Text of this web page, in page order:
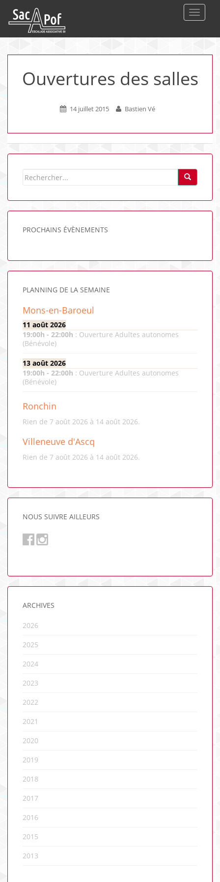
Ouvertures des salles
14 juillet 2015 Bastien Vé
PROCHAINS ÉVÈNEMENTS
PLANNING DE LA SEMAINE
Mons-en-Baroeul
11 août 2026
19:00h - 22:00h : Ouverture Adultes autonomes
(Bénévole)
13 août 2026
19:00h - 22:00h : Ouverture Adultes autonomes
(Bénévole)
Ronchin
Rien de 7 août 2026 à 14 août 2026.
Villeneuve d'Ascq
Rien de 7 août 2026 à 14 août 2026.
NOUS SUIVRE AILLEURS
ARCHIVES
2026
2025
2024
2023
2022
2021
2020
2019
2018
2017
2016
2015
2013